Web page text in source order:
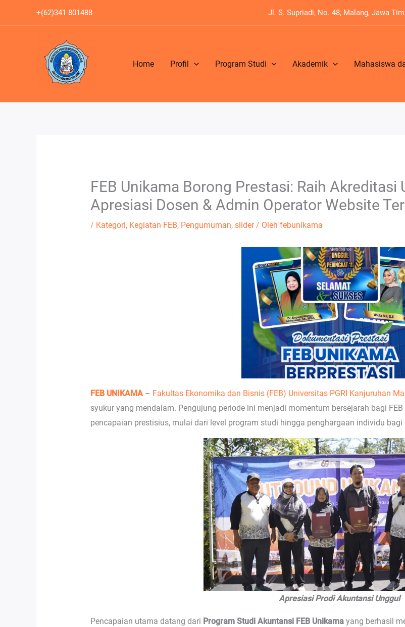
+(62)341 801488 Jl. S. Supriadi, No. 48, Malang, Jawa
Home Profil Program Studi Akademik Mahasiswa
FEB Unikama Borong Prestasi: Raih
Apresiasi Dosen & Admin Operator Website
/ Kategori, Kegiatan FEB, Pengumuman, slider/ Oleh febunikama
FEB UNIKAMA – Fakultas Ekonomika dan Bisnis (FEB) Universitas PGRI Kanjuruhan
syukur yang mendalam. Pengujung periode ini menjadi momentum bersejarah bagi
pencapaian prestisius, mulai dari level program studi hingga penghargaan individu
Apresiasi Prodi Akuntansi Unggul
Pencapaian utama datang dari Program Studi Akuntansi FEB Unikamayang berhasil